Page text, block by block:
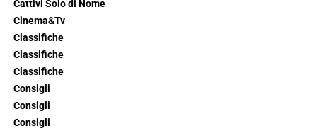
Cattivi Solo di Nome
Cinema&Tv
Classifiche
Classifiche
Classifiche
Consigli
Consigli
Consigli